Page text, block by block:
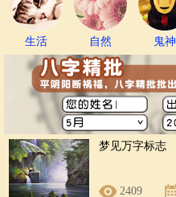
生活 自然 鬼神
梦见万字标志
2409